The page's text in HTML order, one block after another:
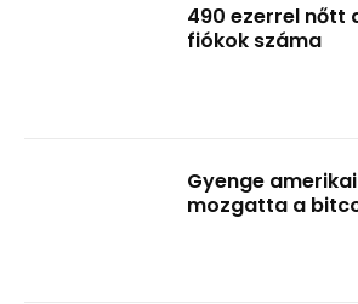
490 ezerrel nőtt
fiókok száma
Gyenge
mozgatta a